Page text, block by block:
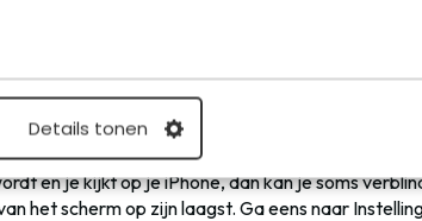
Details tonen
handig: wanneer je je iPod-oortjes in je iPhone
foto’s maken. Dit is handig wanneer je
mag bewegen, of wanneer je zelf graag op de
en je kijkt op je iPhone, dan kan je soms
het scherm op zijn laagst. Ga eens naar